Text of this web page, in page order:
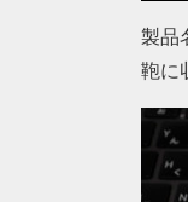
製品
鞄に